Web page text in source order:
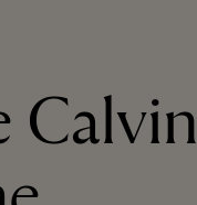
Calvin